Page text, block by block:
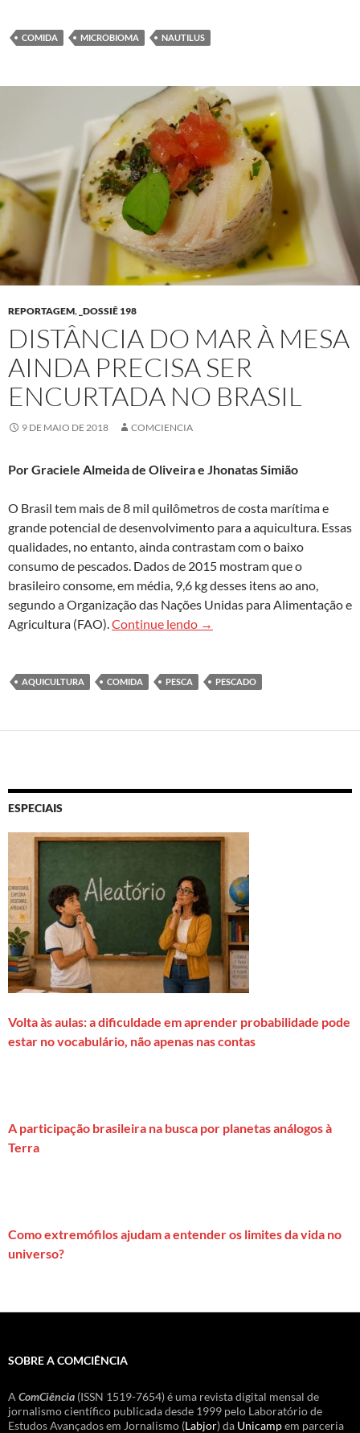
COMIDA MICROBIOMA NAUTILUS
REPORTAGEM, _DOSSIÊ 198
DISTÂNCIA DO MAR À MESA
AINDA PRECISA SER
ENCURTADA NO BRASIL
9 DE MAIO DE 2018 COMCIENCIA
Por Graciele Almeida de Oliveira e Jhonatas Simião
O Brasil tem mais de 8 mil quilômetros de costa marítima e
grande potencial de desenvolvimento para a aquicultura. Essas
qualidades, no entanto, ainda contrastam com o baixo
consumo de pescados. Dados de 2015 mostram que o
brasileiro consome, em média, 9,6 kg desses itens ao ano,
segundo a Organização das Nações Unidas para Alimentação e
Agricultura (FAO).Continue lendo Distância do mar à mesa
→
AQUICULTURA COMIDA PESCA PESCADO
ESPECIAIS
Volta às aulas: a dificuldade em aprender probabilidade pode
estar no vocabulário, não apenas nas contas
A participação brasileira na busca por planetas análogos à
Terra
Como extremófilos ajudam a entender os limites da vida no
universo?
SOBRE A COMCIÊNCIA
A ComCiência (ISSN 1519-7654) é uma revista digital mensal de
jornalismo científico publicada desde 1999 pelo Laboratório de
Estudos Avançados em Jornalismo (Labjor) da Unicampem parceria